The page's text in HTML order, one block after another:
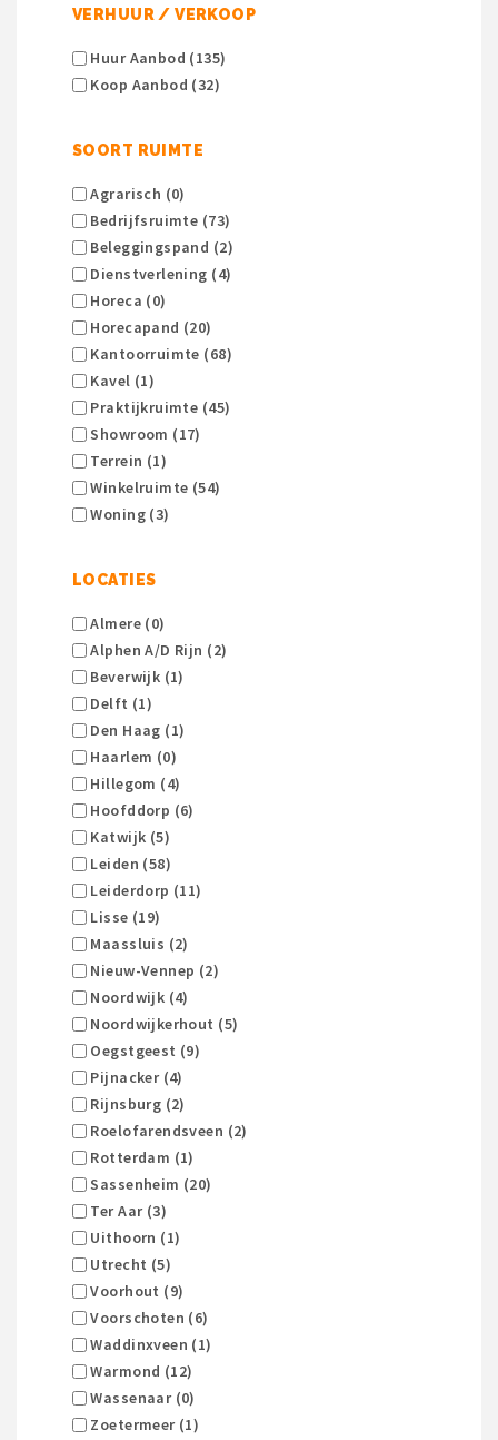
VERHUUR / VERKOOP
Huur Aanbod (135)
Koop Aanbod (32)
SOORT RUIMTE
Agrarisch (0)
Bedrijfsruimte (73)
Beleggingspand (2)
Dienstverlening (4)
Horeca (0)
Horecapand (20)
Kantoorruimte (68)
Kavel (1)
Praktijkruimte (45)
Showroom (17)
Terrein (1)
Winkelruimte (54)
Woning (3)
LOCATIES
Almere (0)
Alphen A/d Rijn (2)
Beverwijk (1)
Delft (1)
Den Haag (1)
Haarlem (0)
Hillegom (4)
Hoofddorp (6)
Katwijk (5)
Leiden (58)
Leiderdorp (11)
Lisse (19)
Maassluis (2)
Nieuw-Vennep (2)
Noordwijk (4)
Noordwijkerhout (5)
Oegstgeest (9)
Pijnacker (4)
Rijnsburg (2)
Roelofarendsveen (2)
Rotterdam (1)
Sassenheim (20)
Ter Aar (3)
Uithoorn (1)
Utrecht (5)
Voorhout (9)
Voorschoten (6)
Waddinxveen (1)
Warmond (12)
Wassenaar (0)
Zoetermeer (1)